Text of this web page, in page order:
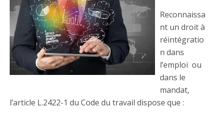
Reconnaissa
nt un droit à
réintégratio
n dans
l’emploi ou
dans le
mandat,
l’article L.2422-1 du Code du travail dispose que :